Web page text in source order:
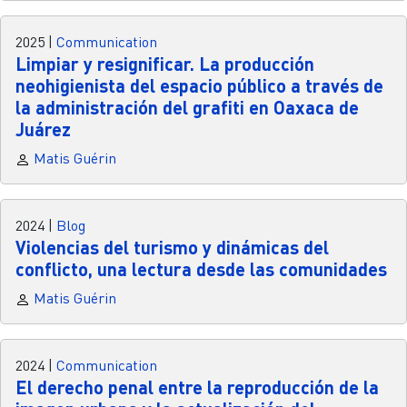
2025 Communication
Limpiar y resignificar. La producción
neohigienista del espacio público a través de
la administración del grafiti en Oaxaca de
Juárez
Matis Guérin
2024 Blog
Violencias del turismo y dinámicas del
conflicto, una lectura desde las comunidades
Matis Guérin
2024 Communication
El derecho penal entre la reproducción de la